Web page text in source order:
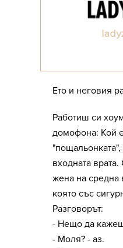
Ето и неговия
Работиш си
домофона: Кой
входната
жена на средна
която със
Разговорът:
- Нещо да
- Моля? - аз.